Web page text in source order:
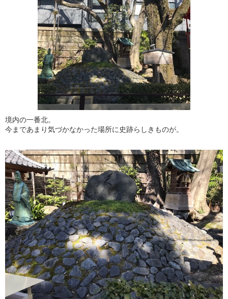
境内の一番北。
今まであまり気づかなかった場所に史跡らしきものが。